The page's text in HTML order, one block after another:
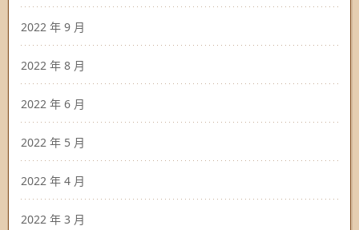
2022 年 9 月
2022 年 8 月
2022 年 6 月
2022 年 5 月
2022 年 4 月
2022 年 3 月